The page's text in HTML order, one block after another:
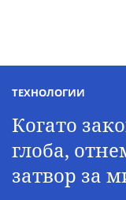
ТЕХНОЛОГИИ
Когато
глоба,
затвор за